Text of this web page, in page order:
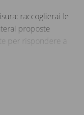
raccoglierai le
proposte
per rispondere a
sulla